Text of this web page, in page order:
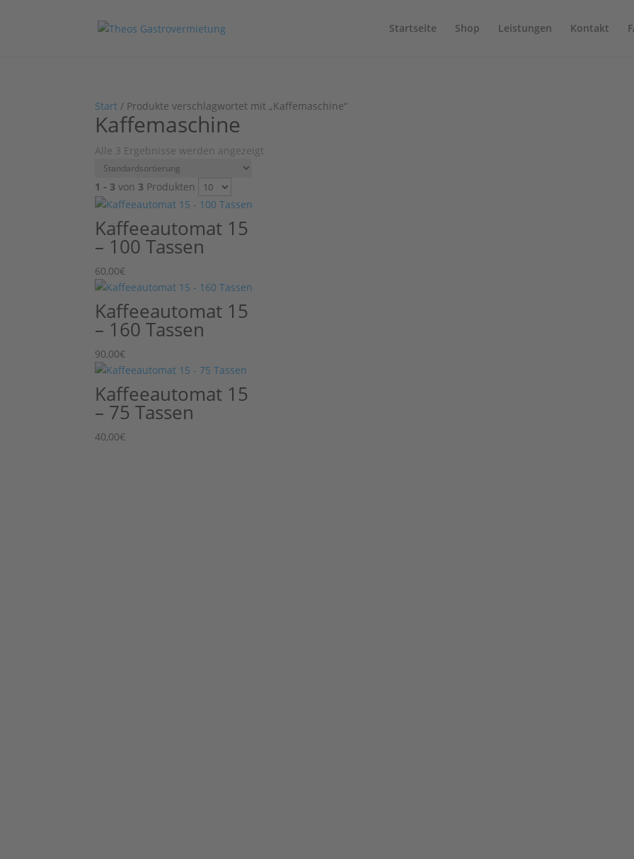
Startseite Shop Leistungen Kontakt
Start / Produkte verschlagwortet mit „Kaffemaschine“
Kaffemaschine
Alle 3 Ergebnisse werden angezeigt
1 - 3 von 3 Produkten
Kaffeeautomat 15
– 100 Tassen
60,00€
Kaffeeautomat 15
– 160 Tassen
90,00€
Kaffeeautomat 15
– 75 Tassen
40,00€